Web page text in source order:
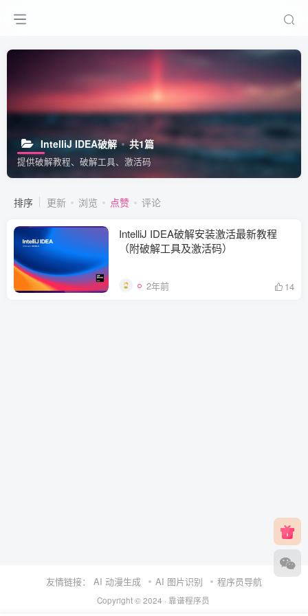
IntelliJ IDEA破解 共1篇
提供破解教程、破解工具、激活码
排序 更新 浏览 点赞 评论
IntelliJ IDEA破解安装激活最新教程
（附破解工具及激活码）
2年前 14
友情链接： AI 动漫生成 AI 图片识别 程序员导航
Copyright © 2024 · 靠谱程序员